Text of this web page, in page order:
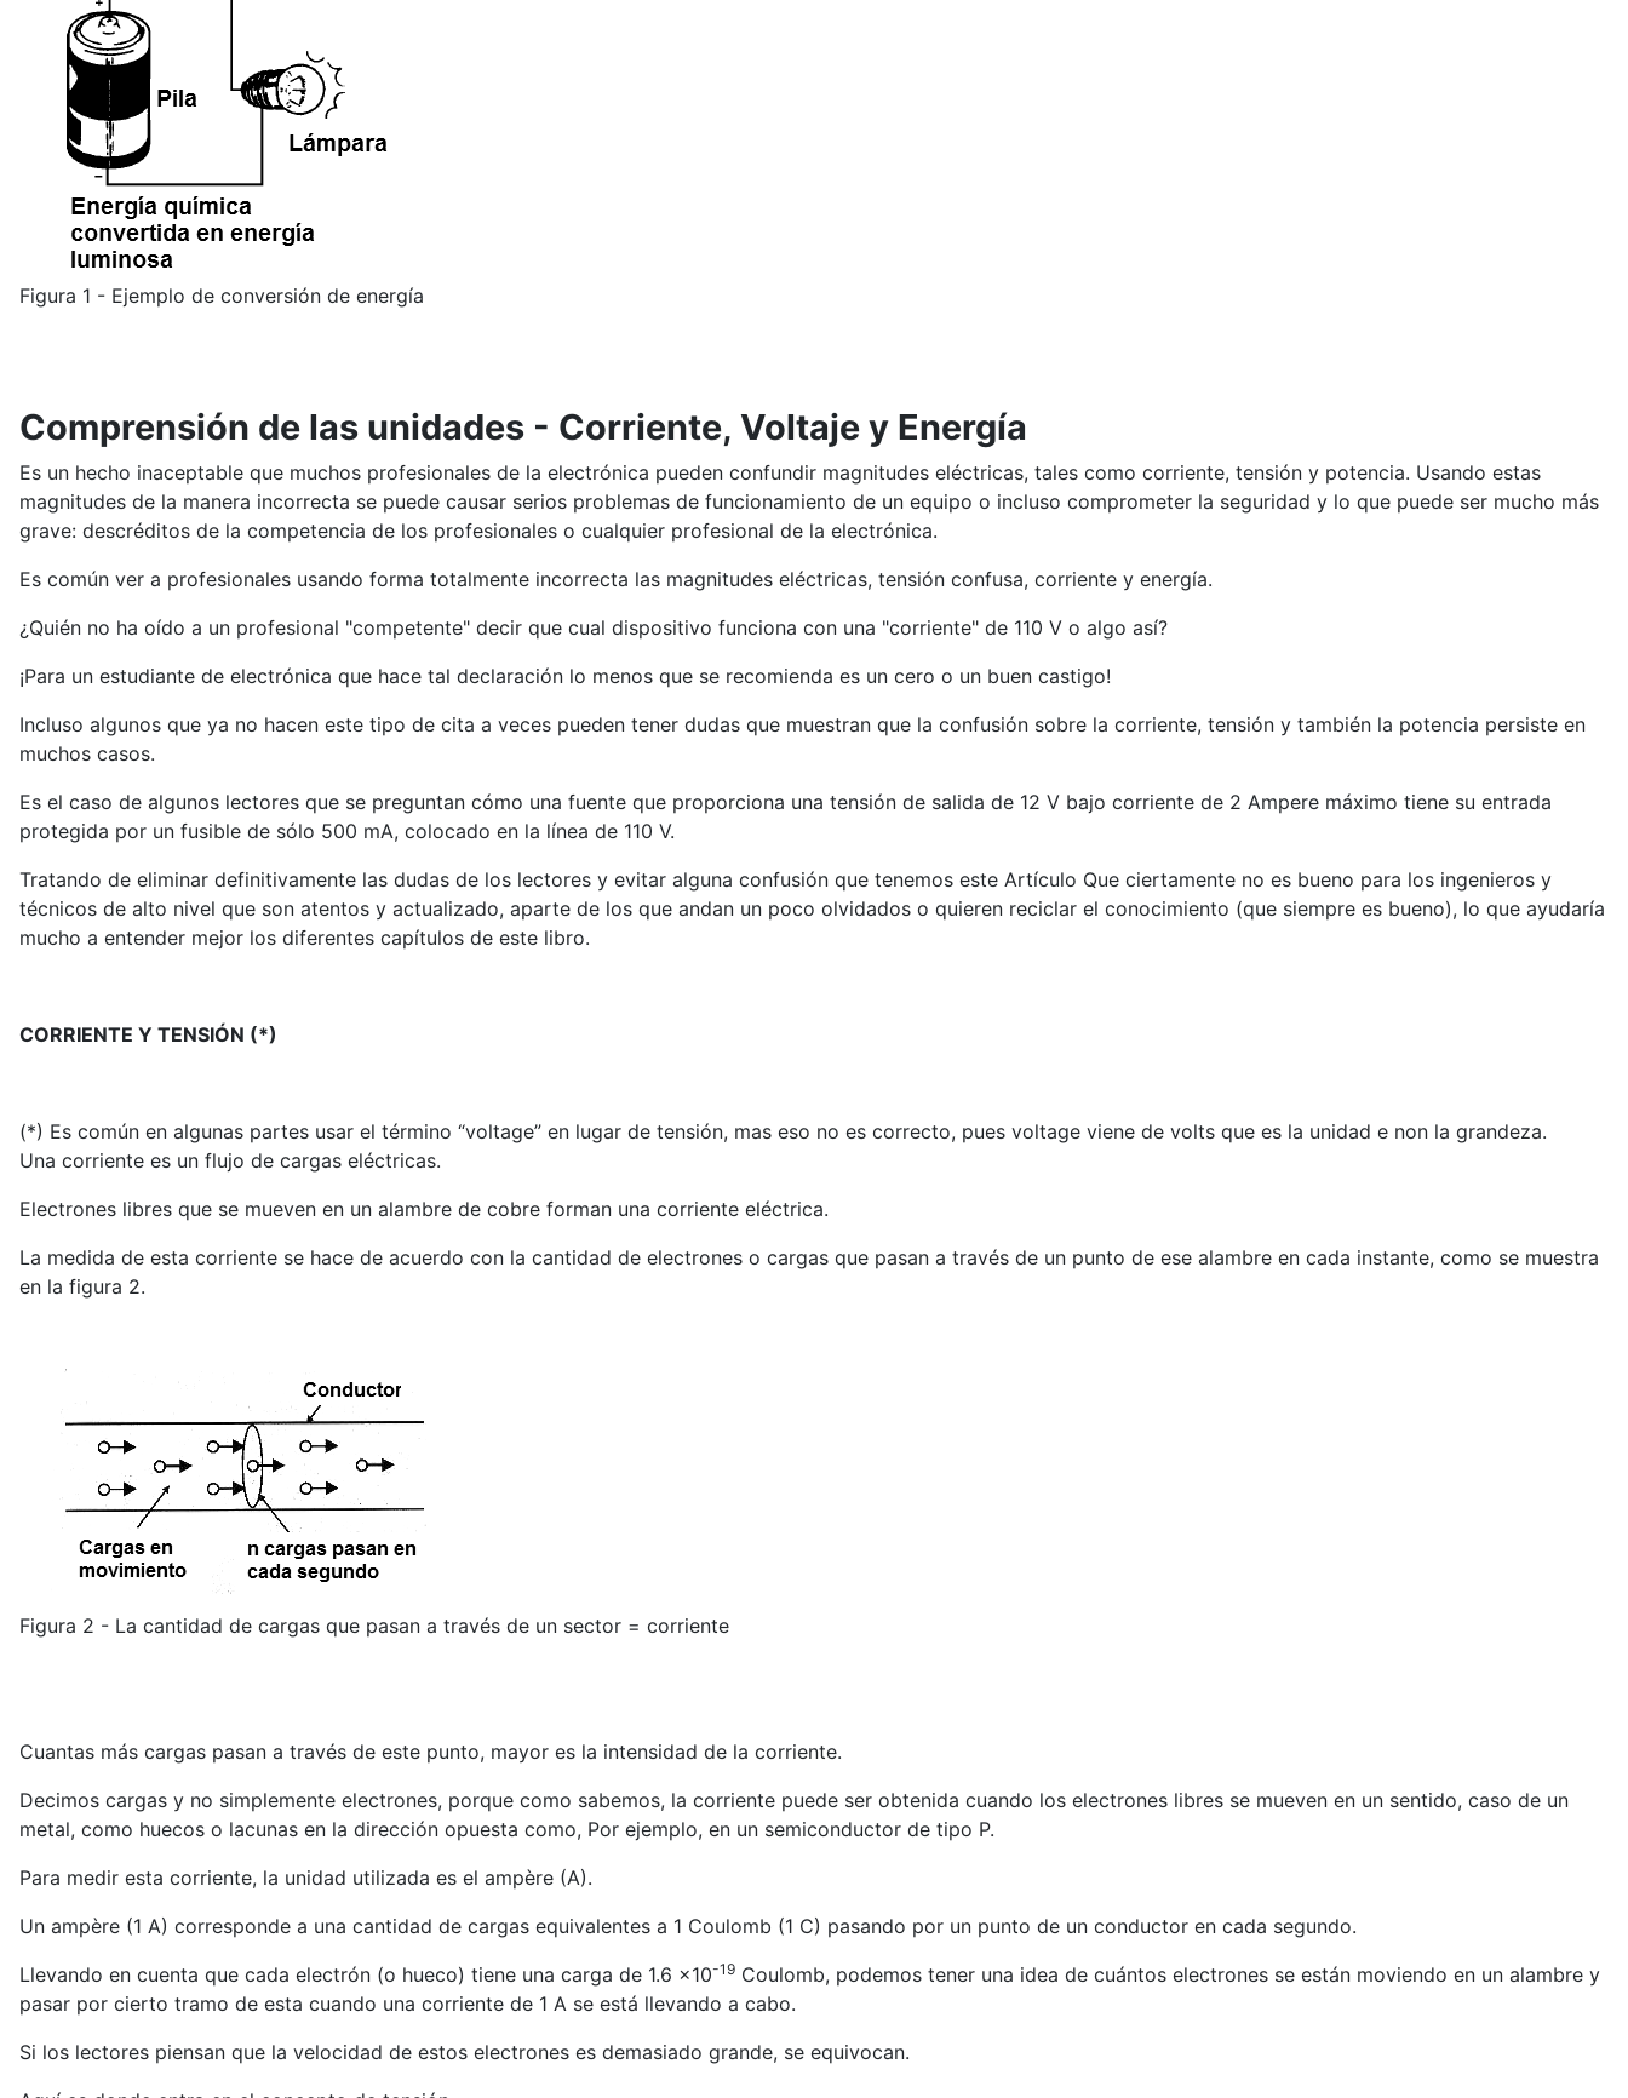
Figura 1 - Ejemplo de conversión de energía
Comprensión de las unidades - Corriente, Voltaje y Energía
Es un hecho inaceptable que muchos profesionales de la electrónica pueden confundir magnitudes eléctricas, tales como corriente, tensión y potencia. Usando estas
magnitudes de la manera incorrecta se puede causar serios problemas de funcionamiento de un equipo o incluso comprometer la seguridad y lo que puede ser mucho más
grave: descréditos de la competencia de los profesionales o cualquier profesional de la electrónica.
Es común ver a profesionales usando forma totalmente incorrecta las magnitudes eléctricas, tensión confusa, corriente y energía.
¿Quién no ha oído a un profesional "competente" decir que cual dispositivo funciona con una "corriente" de 110 V o algo así?
¡Para un estudiante de electrónica que hace tal declaración lo menos que se recomienda es un cero o un buen castigo!
Incluso algunos que ya no hacen este tipo de cita a veces pueden tener dudas que muestran que la confusión sobre la corriente, tensión y también la potencia persiste en
muchos casos.
Es el caso de algunos lectores que se preguntan cómo una fuente que proporciona una tensión de salida de 12 V bajo corriente de 2 Ampere máximo tiene su entrada
protegida por un fusible de sólo 500 mA, colocado en la línea de 110 V.
Tratando de eliminar definitivamente las dudas de los lectores y evitar alguna confusión que tenemos este Artículo Que ciertamente no es bueno para los ingenieros y
técnicos de alto nivel que son atentos y actualizado, aparte de los que andan un poco olvidados o quieren reciclar el conocimiento (que siempre es bueno), lo que ayudaría
mucho a entender mejor los diferentes capítulos de este libro.
CORRIENTE Y TENSIÓN (*)
(*) Es común en algunas partes usar el término “voltage” en lugar de tensión, mas eso no es correcto, pues voltage viene de volts que es la unidad e non la grandeza.
Una corriente es un flujo de cargas eléctricas.
Electrones libres que se mueven en un alambre de cobre forman una corriente eléctrica.
La medida de esta corriente se hace de acuerdo con la cantidad de electrones o cargas que pasan a través de un punto de ese alambre en cada instante, como se muestra
en la figura 2.
Figura 2 - La cantidad de cargas que pasan a través de un sector = corriente
Cuantas más cargas pasan a través de este punto, mayor es la intensidad de la corriente.
Decimos cargas y no simplemente electrones, porque como sabemos, la corriente puede ser obtenida cuando los electrones libres se mueven en un sentido, caso de un
metal, como huecos o lacunas en la dirección opuesta como, Por ejemplo, en un semiconductor de tipo P.
Para medir esta corriente, la unidad utilizada es el ampère (A).
Un ampère (1 A) corresponde a una cantidad de cargas equivalentes a 1 Coulomb (1 C) pasando por un punto de un conductor en cada segundo.
Llevando en cuenta que cada electrón (o hueco) tiene una carga de 1.6 x10-19 Coulomb, podemos tener una idea de cuántos electrones se están moviendo en un alambre y
pasar por cierto tramo de esta cuando una corriente de 1 A se está llevando a cabo.
Si los lectores piensan que la velocidad de estos electrones es demasiado grande, se equivocan.